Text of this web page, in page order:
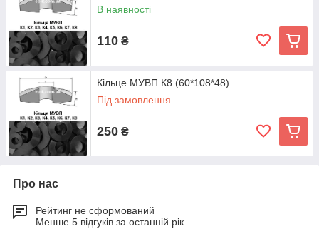
В наявності
110 ₴
Кільце МУВП К8 (60*108*48)
Під замовлення
250 ₴
Про нас
Рейтинг не сформований
Менше 5 відгуків за останній рік